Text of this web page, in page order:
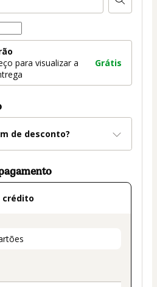
para visualizar a
Grátis
de desconto?
crédito